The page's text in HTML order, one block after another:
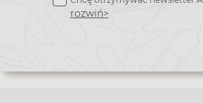
newslettera
rozwiń>